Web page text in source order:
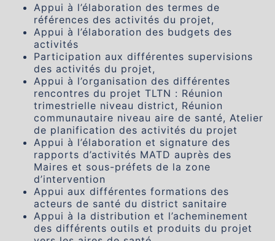
Appui à l’élaboration des termes de
références des activités du projet,
Appui à l’élaboration des budgets des
activités
Participation aux différentes supervisions
des activités du projet,
Appui à l’organisation des différentes
rencontres du projet TLTN : Réunion
trimestrielle niveau district, Réunion
communautaire niveau aire de santé, Atelier
de planification des activités du projet
Appui à l’élaboration et signature des
rapports d’activités MATD auprès des
Maires et sous-préfets de la zone
d’intervention
Appui aux différentes formations des
acteurs de santé du district sanitaire
Appui à la distribution et l’acheminement
des différents outils et produits du projet